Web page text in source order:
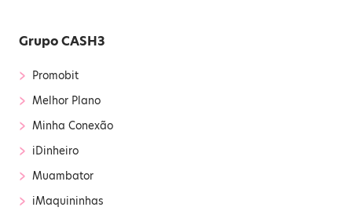
Grupo CASH3
› Promobit
› Melhor Plano
› Minha Conexão
› iDinheiro
› Muambator
› iMaquininhas